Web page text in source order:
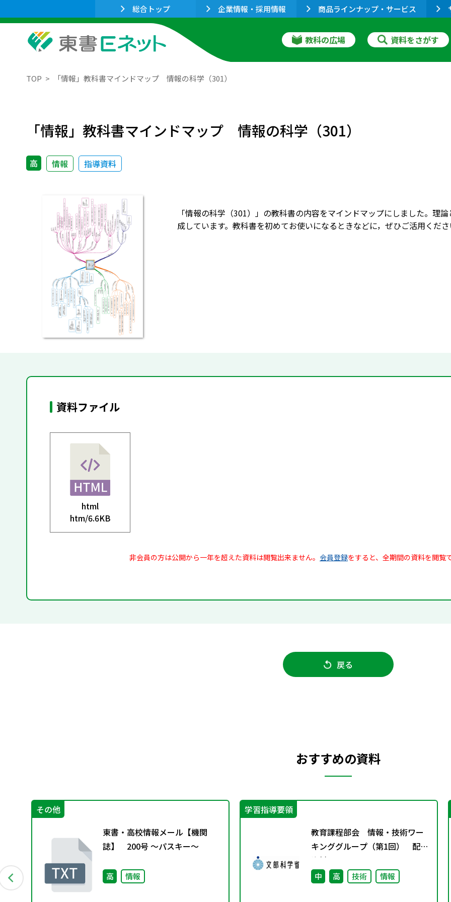
総合トップ 企業情報・採用情報 商品ラインナップ・サービス
教科の広場 資料をさがす
TOP 「情報」教科書マインドマップ 情報の科学（301）
「情報」教科書マインドマップ 情報の科学（301）
高 情報 指導資料
「情報の科学（301）」の教科書の内容をマインドマップにしました。理
成しています。教科書を初めてお使いになるときなどに，ぜひご活用くださ
資料ファイル
html
htm/6.6KB
非会員の方は公開から一年を超えた資料は閲覧出来ません。 会員登録をすると、全期間の資料を閲覧
戻る
おすすめの資料
その他
東書・高校情報メール【機関
誌】 200号 ～パスキー～
高 情報
学習指導要領
教育課程部会 情報・技術ワー
キンググループ（第1回） 配付
資料
中 高 技術 情報